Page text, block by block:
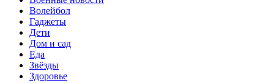
Волейбол
Гаджеты
Дети
Дом и сад
Еда
Звёзды
Здоровье